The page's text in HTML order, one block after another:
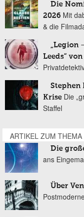
Die
2026 Mit
& die
„Legion
Leeds“
Stephen
Krise Die
Staffel
ARTIKEL ZUM THEMA
Die
ans
Über